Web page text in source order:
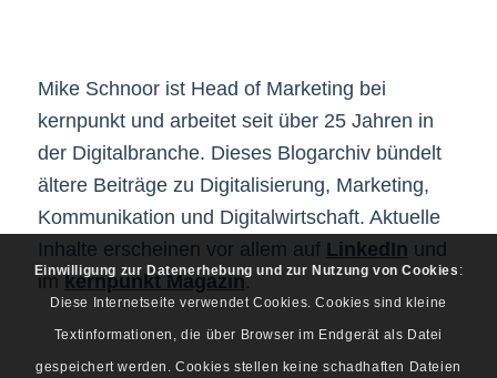
Mike Schnoor ist Head of Marketing bei
kernpunkt und arbeitet seit über 25 Jahren in
der Digitalbranche. Dieses Blogarchiv bündelt
ältere Beiträge zu Digitalisierung, Marketing,
Kommunikation und Digitalwirtschaft. Aktuelle
Inhalte erscheinen vor allem auf LinkedIn und
imkernpunkt Magazin.
Einwilligung zur Datenerhebung und zur Nutzung von Cookies :
Diese Internetseite verwendet Cookies. Cookies sind kleine
Textinformationen, die über Browser im Endgerät als Datei
gespeichert werden. Cookies stellen keine schadhaften Dateien